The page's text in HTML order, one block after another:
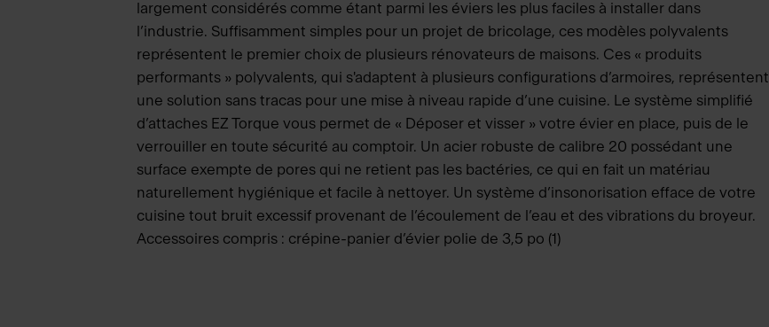
largement considérés comme étant parmi les éviers les plus faciles à installer dans
l’industrie. Suffisamment simples pour un projet de bricolage, ces modèles polyvalents
représentent le premier choix de plusieurs rénovateurs de maisons. Ces « produits
performants » polyvalents, qui s'adaptent à plusieurs configurations d’armoires, représentent
une solution sans tracas pour une mise à niveau rapide d’une cuisine. Le système simplifié
d’attaches EZ Torque vous permet de « Déposer et visser » votre évier en place, puis de le
verrouiller en toute sécurité au comptoir. Un acier robuste de calibre 20 possédant une
surface exempte de pores qui ne retient pas les bactéries, ce qui en fait un matériau
naturellement hygiénique et facile à nettoyer. Un système d’insonorisation efface de votre
cuisine tout bruit excessif provenant de l’écoulement de l’eau et des vibrations du broyeur.
Accessoires compris : crépine-panier d’évier polie de 3,5 po (1)